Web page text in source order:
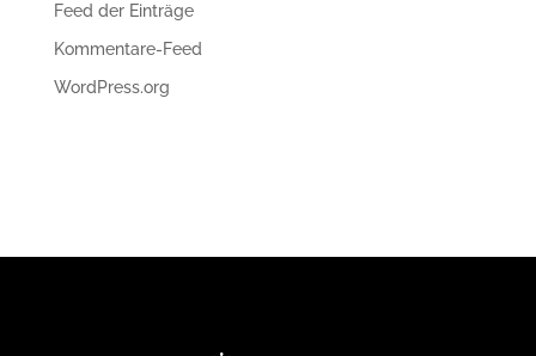
Feed der Einträge
Kommentare-Feed
WordPress.org